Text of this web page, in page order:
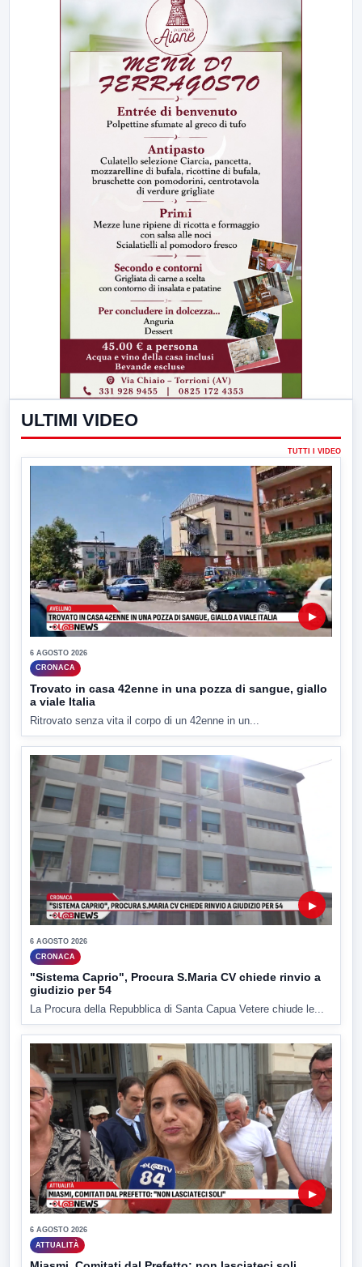
ULTIMI VIDEO
TUTTI I VIDEO
▶
6 AGOSTO 2026
CRONACA
Trovato in casa 42enne in una pozza di sangue, giallo
a viale Italia
Ritrovato senza vita il corpo di un 42enne in un...
▶
6 AGOSTO 2026
CRONACA
"Sistema Caprio", Procura S.Maria CV chiede rinvio a
giudizio per 54
La Procura della Repubblica di Santa Capua Vetere chiude le...
▶
6 AGOSTO 2026
ATTUALITÀ